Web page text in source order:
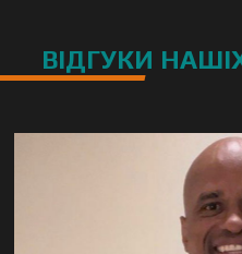
ВІДГУКИ